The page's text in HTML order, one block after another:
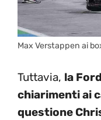
Max Verstappen ai
Tuttavia, la
chiarimenti ai
questione